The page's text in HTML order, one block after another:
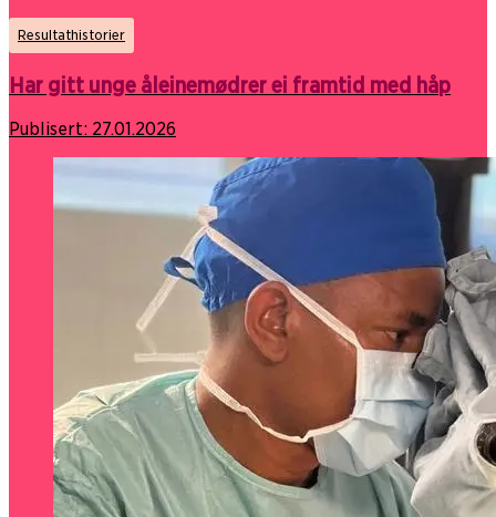
Resultathistorier
Har gitt unge åleinemødrer ei framtid med håp
Publisert: 27.01.2026